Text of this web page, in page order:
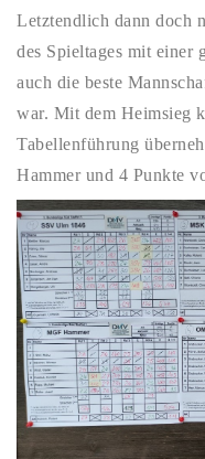
Letztendlich dann doch
des Spieltages mit einer
auch die beste
war. Mit dem Heimsieg
Tabellenführung
Hammer und 4 Punkte